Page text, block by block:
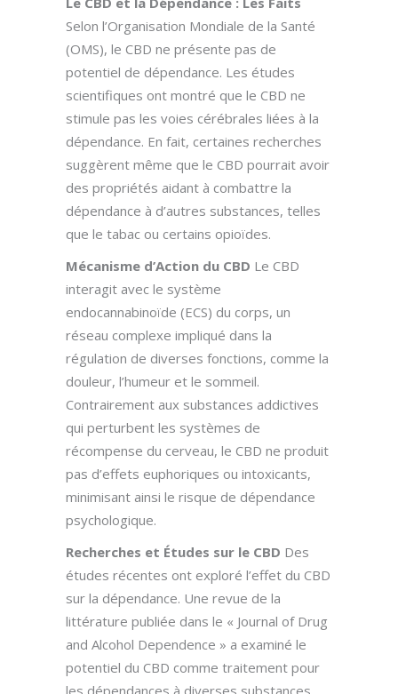
Selon l’Organisation Mondiale de la Santé
(OMS), le CBD ne présente pas de
potentiel de dépendance. Les études
scientifiques ont montré que le CBD ne
stimule pas les voies cérébrales liées à la
dépendance. En fait, certaines recherches
suggèrent même que le CBD pourrait avoir
des propriétés aidant à combattre la
dépendance à d’autres substances, telles
que le tabac ou certains opioïdes.
Mécanisme d’Action du CBD Le CBD
interagit avec le système
endocannabinoïde (ECS) du corps, un
réseau complexe impliqué dans la
régulation de diverses fonctions, comme la
douleur, l’humeur et le sommeil.
Contrairement aux substances addictives
qui perturbent les systèmes de
récompense du cerveau, le CBD ne produit
pas d’effets euphoriques ou intoxicants,
minimisant ainsi le risque de dépendance
psychologique.
Recherches et Études sur le CBD Des
études récentes ont exploré l’effet du CBD
sur la dépendance. Une revue de la
littérature publiée dans le « Journal of Drug
and Alcohol Dependence » a examiné le
potentiel du CBD comme traitement pour
les dépendances à diverses substances.